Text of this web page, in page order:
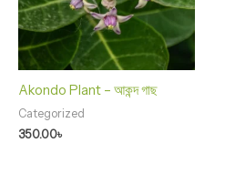
Akondo Plant – আকন্দ গাছ
Categorized
350.00৳